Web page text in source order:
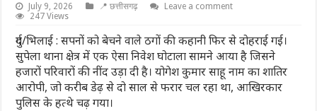
July 9, 2026 📍 छत्तीसगढ़
Leave a comment
247 Views
दुर्ग/भिलाई : सपनों को बेचने वाले ठगों की कहानी फिर से दोहराई गई।
सुपेला थाना क्षेत्र में एक ऐसा निवेश घोटाला सामने आया है जिसने
हजारों परिवारों की नींद उड़ा दी है। योगेश कुमार साहू नाम का शातिर
आरोपी, जो करीब डेढ़ से दो साल से फरार चल रहा था, आखिरकार
पुलिस के हत्थे चढ़ गया।